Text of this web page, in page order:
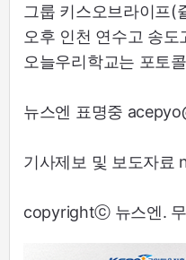
그룹 키스오브라이프(
오후 인천 연수고 송
오늘우리학교는 포토
뉴스엔 표명중
기사제보 및 보도자료
copyrightⓒ 뉴스엔.